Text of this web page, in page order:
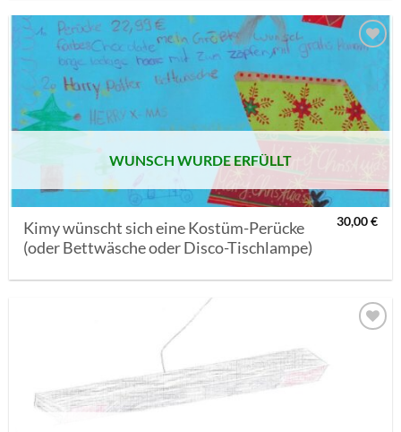
AUF MEINE
MERKLISTE
SETZEN
WUNSCH WURDE ERFÜLLT
Kimy wünscht sich eine Kostüm-Perücke
(oder Bettwäsche oder Disco-Tischlampe)
30,00€
MERKLISTE